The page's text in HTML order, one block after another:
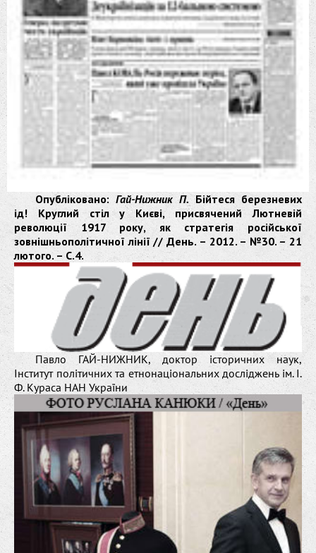
Опубліковано: Гай-Нижник П. Бійтеся березневих
ід! Круглий стіл у Києві, присвячений Лютневій
революції 1917 року, як стратегія російської
зовнішньополітичної лінії // День. – 2012. – №30. – 21
лютого. – С.4.
Павло ГАЙ-НИЖНИК, доктор історичних наук,
Інститут політичних та етнонаціональних досліджень ім. І.
Ф. Кураса НАН України